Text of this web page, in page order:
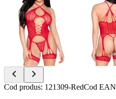
Item
Cod produs: 121309-RedCod EAN